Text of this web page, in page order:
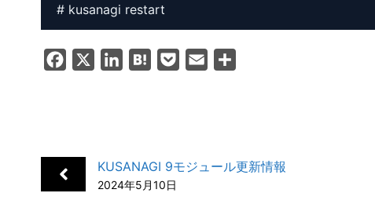
# kusanagi restart
o
o
d
I
a
t
KUSANAGI 9モジュール更新情報
2024年5月10日